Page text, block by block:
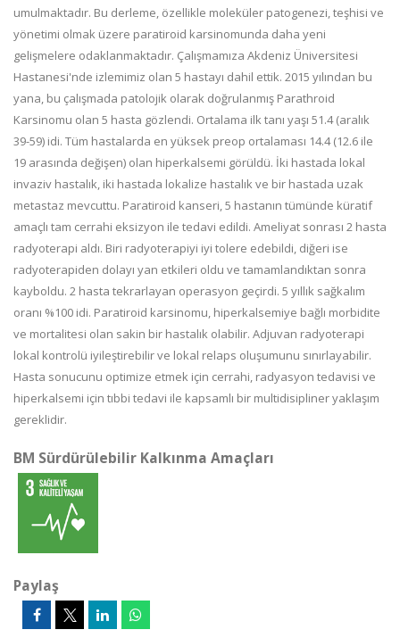
umulmaktadır. Bu derleme, özellikle moleküler patogenezi, teşhisi ve
yönetimi olmak üzere paratiroid karsinomunda daha yeni
gelişmelere odaklanmaktadır. Çalışmamıza Akdeniz Üniversitesi
Hastanesi'nde izlemimiz olan 5 hastayı dahil ettik. 2015 yılından bu
yana, bu çalışmada patolojik olarak doğrulanmış Parathroid
Karsinomu olan 5 hasta gözlendi. Ortalama ilk tanı yaşı 51.4 (aralık
39-59) idi. Tüm hastalarda en yüksek preop ortalaması 14.4 (12.6 ile
19 arasında değişen) olan hiperkalsemi görüldü. İki hastada lokal
invaziv hastalık, iki hastada lokalize hastalık ve bir hastada uzak
metastaz mevcuttu. Paratiroid kanseri, 5 hastanın tümünde küratif
amaçlı tam cerrahi eksizyon ile tedavi edildi. Ameliyat sonrası 2 hasta
radyoterapi aldı. Biri radyoterapiyi iyi tolere edebildi, diğeri ise
radyoterapiden dolayı yan etkileri oldu ve tamamlandıktan sonra
kayboldu. 2 hasta tekrarlayan operasyon geçirdi. 5 yıllık sağkalım
oranı %100 idi. Paratiroid karsinomu, hiperkalsemiye bağlı morbidite
ve mortalitesi olan sakin bir hastalık olabilir. Adjuvan radyoterapi
lokal kontrolü iyileştirebilir ve lokal relaps oluşumunu sınırlayabilir.
Hasta sonucunu optimize etmek için cerrahi, radyasyon tedavisi ve
hiperkalsemi için tıbbi tedavi ile kapsamlı bir multidisipliner yaklaşım
gereklidir.
BM Sürdürülebilir Kalkınma Amaçları
Paylaş